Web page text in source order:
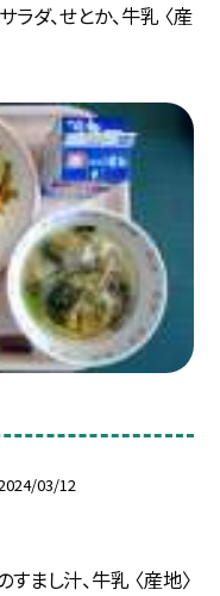
ダ、せとか、牛乳 〈産
03/12
まし汁、牛乳 〈産地〉